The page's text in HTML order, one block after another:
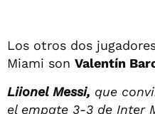
Los otros dos
Miami son Valentín
Liionel Messi, que
el empate 3-3 de Inter